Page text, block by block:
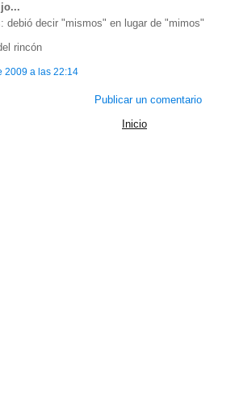
debió decir "mismos" en lugar de "mimos"
rincón
2009 a las 22:14
Publicar un comentario
Inicio